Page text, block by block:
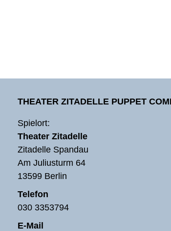
THEATER ZITADELLE PUPPET
Spielort:
Theater Zitadelle
Zitadelle Spandau
Am Juliusturm 64
13599 Berlin
Telefon
030 3353794
E-Mail